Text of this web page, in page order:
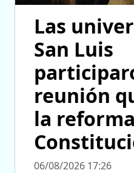
Las
San Luis
reunión
la
06/08/2026 17:26